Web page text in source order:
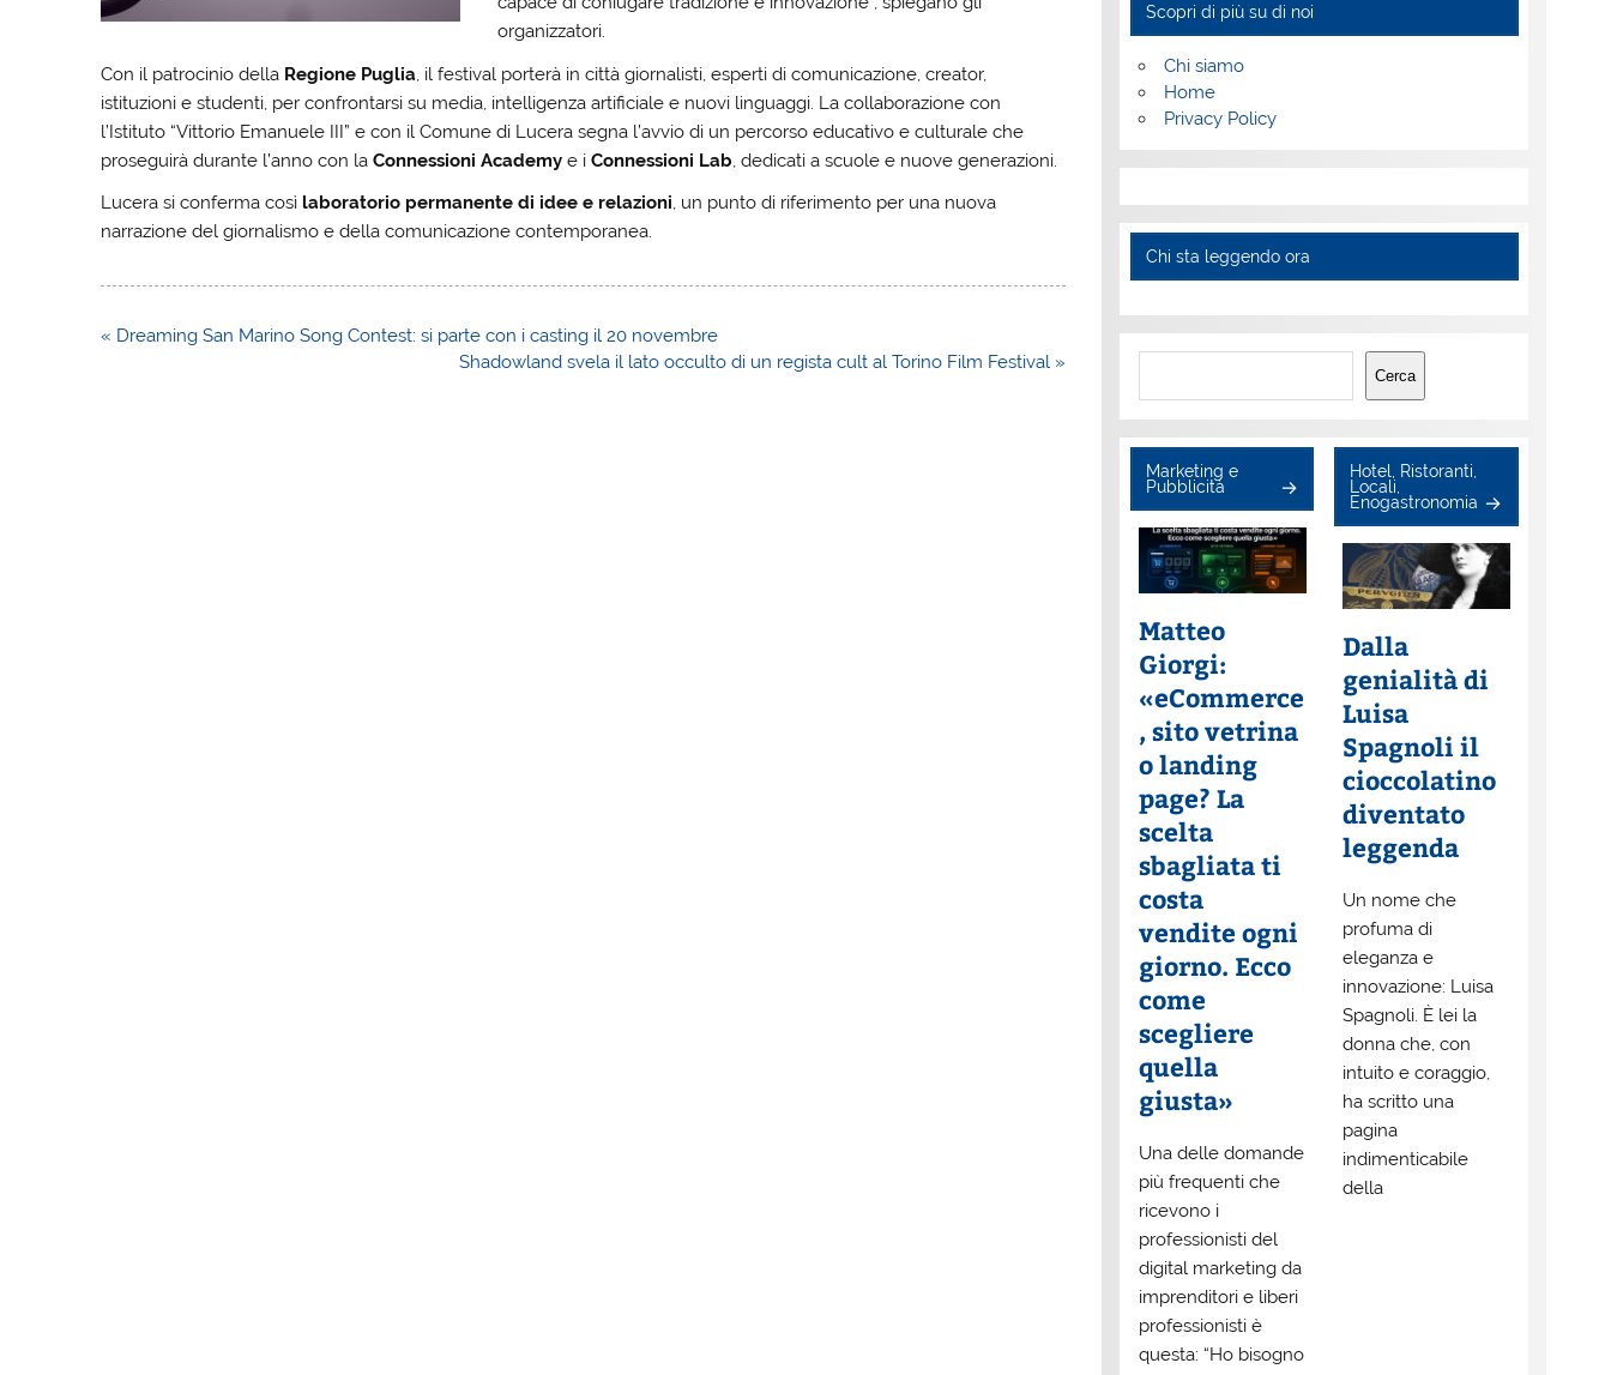
organizzatori.
Con il patrocinio della Regione Puglia , il festival porterà in città giornalisti, esperti di comunicazione, creator,
istituzioni e studenti, per confrontarsi su media, intelligenza artificiale e nuovi linguaggi. La collaborazione con
l’Istituto “Vittorio Emanuele III” e con il Comune di Lucera segna l’avvio di un percorso educativo e culturale che
proseguirà durante l’anno con laConnessioni Academy e iConnessioni Lab , dedicati a scuole e nuove generazioni.
Lucera si conferma così laboratorio permanente di idee e relazioni, un punto di riferimento per una nuova
narrazione del giornalismo e della comunicazione contemporanea.
Navigazione
« Dreaming San Marino Song Contest: si parte con i casting il 20 novembre
Shadowland svela il lato occulto di un regista cult al Torino Film Festival »
Scopri di più su di noi
Chi siamo
Home
Privacy Policy
Chi sta leggendo ora
Cerca
Cerca
Marketing e
Pubblicità
Matteo
Giorgi:
«eCommerce
, sito vetrina
o landing
page? La
scelta
sbagliata ti
costa
vendite ogni
giorno. Ecco
come
scegliere
quella
giusta»
Una delle domande
più frequenti che
ricevono i
professionisti del
digital marketing da
imprenditori e liberi
professionisti è
questa: “Ho bisogno
Hotel, Ristoranti,
Locali,
Enogastronomia
Dalla
genialità di
Luisa
Spagnoli il
cioccolatino
diventato
leggenda
Un nome che
profuma di
eleganza e
innovazione: Luisa
Spagnoli. È lei la
donna che, con
intuito e coraggio,
ha scritto una
pagina
indimenticabile
della